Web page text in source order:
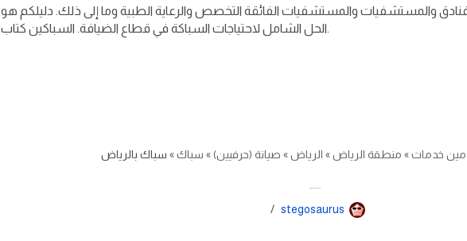
والمستشفيات والمستشفيات الفائقة التخصص والرعاية الطبية وما إلى ذلك. دليلكم هو
الحل الشامل لاحتياجات السباكة في قطاع الضيافة. السباكين كتاب.
خدمات» منطقة الرياض» الرياض» صيانة (حرفيين)» سباك» سباك بالرياض
سباك بالرياض
stegosaurus